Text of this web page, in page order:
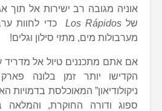
אוניה מגובה רב ישירות אל תוך
שלLos Rápidos כדי לחוות
מערבולות מים, מתזי סילון וגלים!
אם אתם מתכננים טיול אל מדריד
הקדישו יותר זמן בלונה
ניקולודיאון” המאוכלסת בדמויות
ספוג ודורה החוקרת, והמלאה